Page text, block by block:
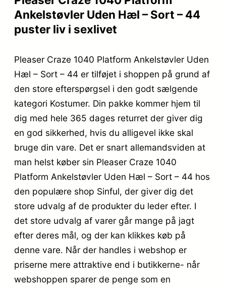
Ankelstøvler Uden Hæl – Sort – 44
puster liv i sexlivet
Pleaser Craze 1040 Platform Ankelstøvler Uden
Hæl – Sort – 44 er tilføjet i shoppen på grund af
den store efterspørgsel i den godt sælgende
kategori Kostumer. Din pakke kommer hjem til
dig med hele 365 dages returret der giver dig
en god sikkerhed, hvis du alligevel ikke skal
bruge din vare. Det er snart allemandsviden at
man helst køber sin Pleaser Craze 1040
Platform Ankelstøvler Uden Hæl – Sort – 44 hos
den populære shop Sinful, der giver dig det
store udvalg af de produkter du leder efter. I
det store udvalg af varer går mange på jagt
efter deres mål, og der kan klikkes køb på
denne vare. Når der handles i webshop er
priserne mere attraktive end i butikkerne- når
webshoppen sparer de penge som en